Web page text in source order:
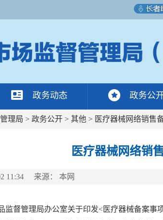
政务动态 政务公
理局 > 政务公开 > 其他 > 医疗器械网络销售
医疗器械网络销
11:34 来源： 本网
监督管理局办公室关于印发<医疗器械备案事